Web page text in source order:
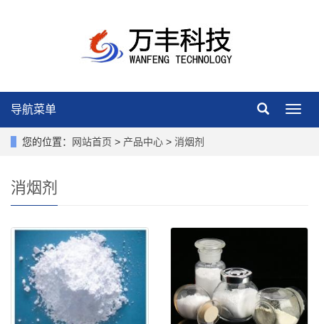
导
导航菜单
您的位置： 网站首页 > 产品中心 > 消烟剂
消烟剂